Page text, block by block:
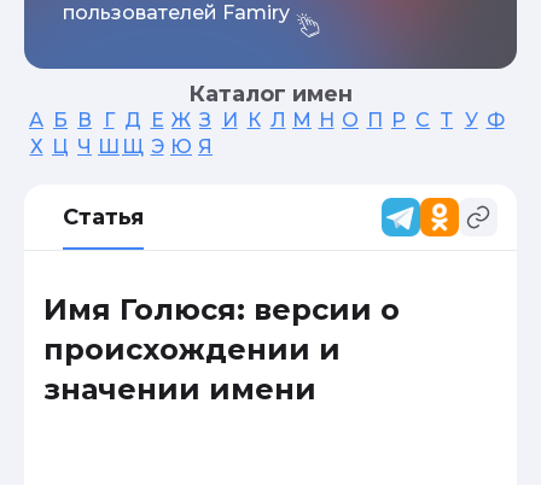
пользователей Famiry
Каталог имен
А Б В Г Д Е Ж З И К Л М Н О П Р С Т У Ф
Х Ц Ч Ш Щ Э Ю Я
Статья
Имя Голюся: версии о
происхождении и
значении имени